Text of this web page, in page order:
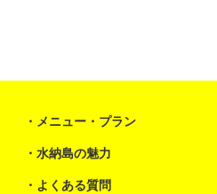
メニュー・プラン
水納島の魅力
よくある質問